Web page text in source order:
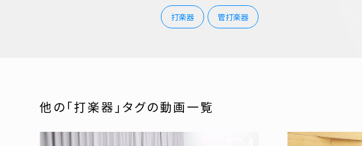
打楽器 管打楽器
他の「打楽器」タグの動画一覧